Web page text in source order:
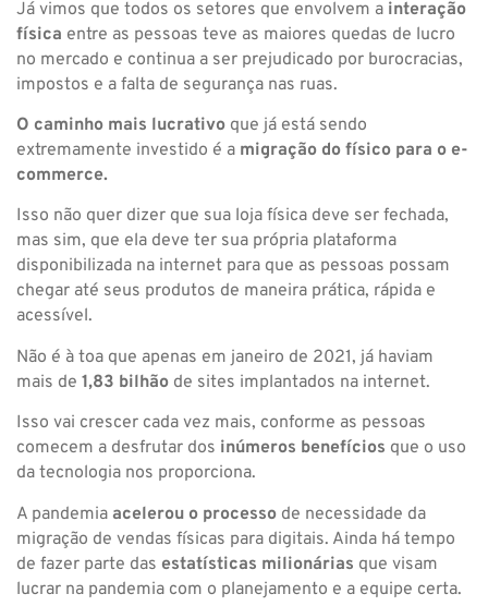
Já vimos que todos os setores que envolvem a interação
física entre as pessoas teve as maiores quedas de lucro
no mercado e continua a ser prejudicado por burocracias,
impostos e a falta de segurança nas ruas.
O caminho mais lucrativo que já está sendo
extremamente investido é a migração do físico para o e-
commerce.
Isso não quer dizer que sua loja física deve ser fechada,
mas sim, que ela deve ter sua própria plataforma
disponibilizada na internet para que as pessoas possam
chegar até seus produtos de maneira prática, rápida e
acessível.
Não é à toa que apenas em janeiro de 2021, já haviam
mais de 1,83 bilhão de sites implantados na internet.
Isso vai crescer cada vez mais, conforme as pessoas
comecem a desfrutar dos inúmeros benefícios que o uso
da tecnologia nos proporciona.
A pandemia acelerou o processo de necessidade da
migração de vendas físicas para digitais. Ainda há tempo
de fazer parte das estatísticas milionárias que visam
lucrar na pandemia com o planejamento e a equipe certa.